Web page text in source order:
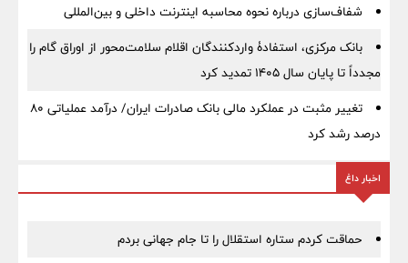
شفاف‌سازی درباره نحوه محاسبه اینترنت داخلی و بین‌المللی
بانک مرکزی، استفادۀ واردکنندگان اقلام سلامت‌محور از اوراق گام را
مجدداً تا پایان سال ۱۴۰۵ تمدید کرد
تغییر مثبت در عملکرد مالی بانک صادرات ایران/ درآمد عملیاتی 80
درصد رشد کرد
اخبار داغ
حماقت کردم ستاره استقلال را تا جام جهانی بردم